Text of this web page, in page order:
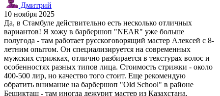
Дмитрий
10 ноября 2025
Да, в Стамбуле действительно есть несколько отличных
вариантов! Я хожу в барбершоп "NEAR" уже больше
полугода - там работает русскоговорящий мастер Алексей с 8-
летним опытом. Он специализируется на современных
мужских стрижках, отлично разбирается в текстурах волос и
особенностях разных типов лица. Стоимость стрижки - около
400-500 лир, но качество того стоит. Еще рекомендую
обратить внимание на барбершоп "Old School" в районе
Бешикташ - там иногда дежурит мастер из Казахстана,